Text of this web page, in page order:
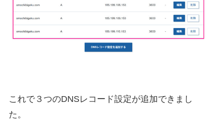
これで３つのDNSレコード設定が追加できまし
た。